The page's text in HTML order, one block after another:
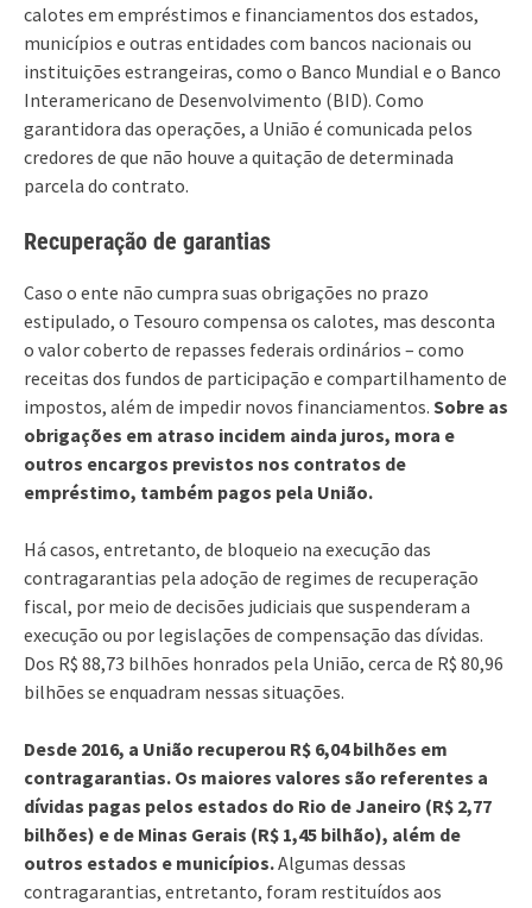
calotes em empréstimos e financiamentos dos estados,
municípios e outras entidades com bancos nacionais ou
instituições estrangeiras, como o Banco Mundial e o Banco
Interamericano de Desenvolvimento (BID). Como
garantidora das operações, a União é comunicada pelos
credores de que não houve a quitação de determinada
parcela do contrato.
Recuperação de garantias
Caso o ente não cumpra suas obrigações no prazo
estipulado, o Tesouro compensa os calotes, mas desconta
o valor coberto de repasses federais ordinários – como
receitas dos fundos de participação e compartilhamento de
impostos, além de impedir novos financiamentos. Sobre as
obrigações em atraso incidem ainda juros, mora e
outros encargos previstos nos contratos de
empréstimo, também pagos pela União.
Há casos, entretanto, de bloqueio na execução das
contragarantias pela adoção de regimes de recuperação
fiscal, por meio de decisões judiciais que suspenderam a
execução ou por legislações de compensação das dívidas.
Dos R$ 88,73 bilhões honrados pela União, cerca de R$ 80,96
bilhões se enquadram nessas situações.
Desde 2016, a União recuperou R$ 6,04 bilhões em
contragarantias. Os maiores valores são referentes a
dívidas pagas pelos estados do Rio de Janeiro (R$ 2,77
bilhões) e de Minas Gerais (R$ 1,45 bilhão), além de
outros estados e municípios.Algumas dessas
contragarantias, entretanto, foram restituídos aos